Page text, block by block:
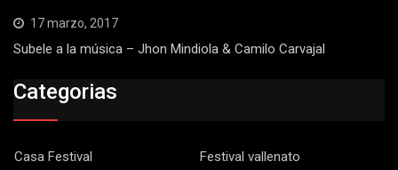
17 marzo, 2017
Subele a la música – Jhon Mindiola & Camilo Carvajal
Categorias
Casa Festival
Festival vallenato